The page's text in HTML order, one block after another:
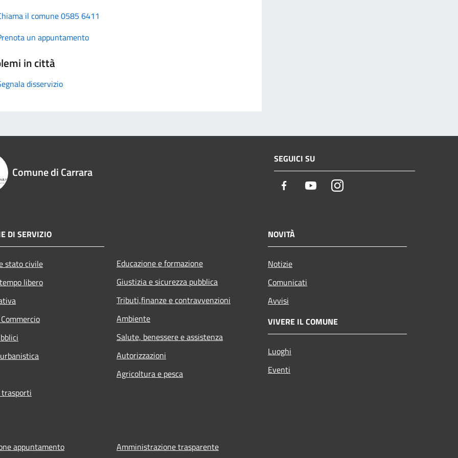
il comune 0585 6411
un appuntamento
in città
disservizio
Comune di Carrara
SEGUICI SU
Facebook YoutubeInstagram
DI SERVIZIO
stato civile
libero
Educazione e formazione
Giustizia e sicurezza pubblica
Tributi,finanze e contravvenzioni
Ambiente
Salute, benessere e assistenza
Autorizzazioni
Agricoltura e pesca
NOVITÀ
Notizie
Comunicati
Avvisi
VIVERE IL COMUNE
Luoghi
Eventi
appuntamento Amministrazione trasparente